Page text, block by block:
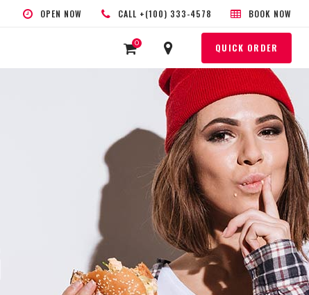
OPEN NOW CALL +(100) 333-4578 BOOK NOW
0 QUICK ORDER